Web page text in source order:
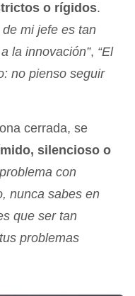
o rígidos.
de mi jefe es tan
la innovación”, “El
no pienso seguir
cerrada, se
silencioso o
con
nunca sabes en
que ser tan
problemas